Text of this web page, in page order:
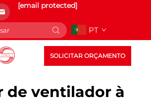
[email protected]
PT
SOLICITAR ORÇAMENTO
de ventilador à